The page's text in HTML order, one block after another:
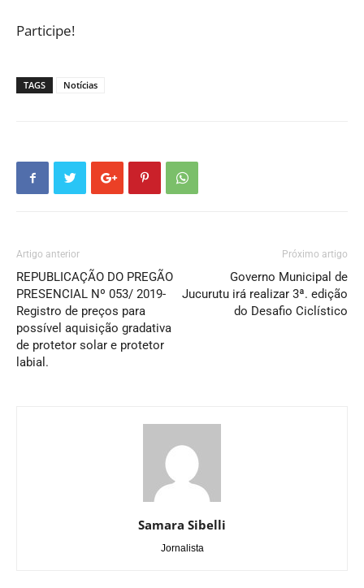
Participe!
TAGS Notícias
Artigo anterior
REPUBLICAÇÃO DO PREGÃO
PRESENCIAL Nº 053/ 2019-
Registro de preços para
possível aquisição gradativa
de protetor solar e protetor
labial.
Próximo artigo
Governo Municipal de
Jucurutu irá realizar 3ª. edição
do Desafio Ciclístico
Samara Sibelli
Jornalista